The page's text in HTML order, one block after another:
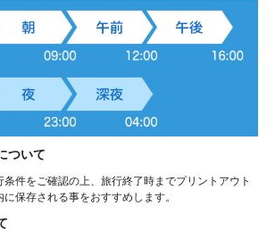
ついて
件をご確認の上、旅行終了時までプリントアウト
保存される事をおすすめします。